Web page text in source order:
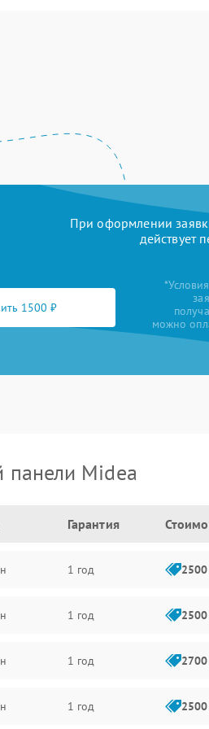
При оформлении
действует
1500 ₽
можно
панели Midea
Гарантия
1 год
1 год
1 год
1 год